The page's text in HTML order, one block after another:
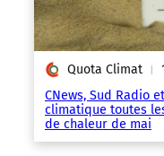
Quota Climat |
CNews, Sud Radio
climatique toutes
de chaleur de mai